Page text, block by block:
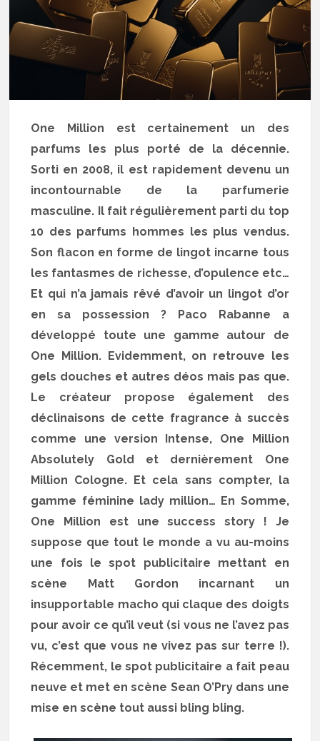
One Million est certainement un des
parfums les plus porté de la décennie.
Sorti en 2008, il est rapidement devenu un
incontournable de la parfumerie
masculine. Il fait régulièrement parti du top
10 des parfums hommes les plus vendus.
Son flacon en forme de lingot incarne tous
les fantasmes de richesse, d’opulence etc…
Et qui n’a jamais rêvé d’avoir un lingot d’or
en sa possession ? Paco Rabanne a
développé toute une gamme autour de
One Million. Evidemment, on retrouve les
gels douches et autres déos mais pas que.
Le créateur propose également des
déclinaisons de cette fragrance à succès
comme une version Intense, One Million
Absolutely Gold et dernièrement One
Million Cologne. Et cela sans compter, la
gamme féminine lady million… En Somme,
One Million est une success story ! Je
suppose que tout le monde a vu au-moins
une fois le spot publicitaire mettant en
scène Matt Gordon incarnant un
insupportable macho qui claque des doigts
pour avoir ce qu’il veut (si vous ne l’avez pas
vu, c’est que vous ne vivez pas sur terre !).
Récemment, le spot publicitaire a fait peau
neuve et met en scène Sean O’Pry dans une
mise en scène tout aussi bling bling.